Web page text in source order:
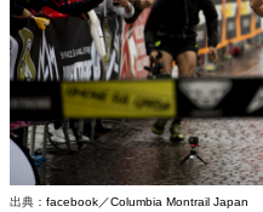
出典： facebook／Columbia Montrail Japan